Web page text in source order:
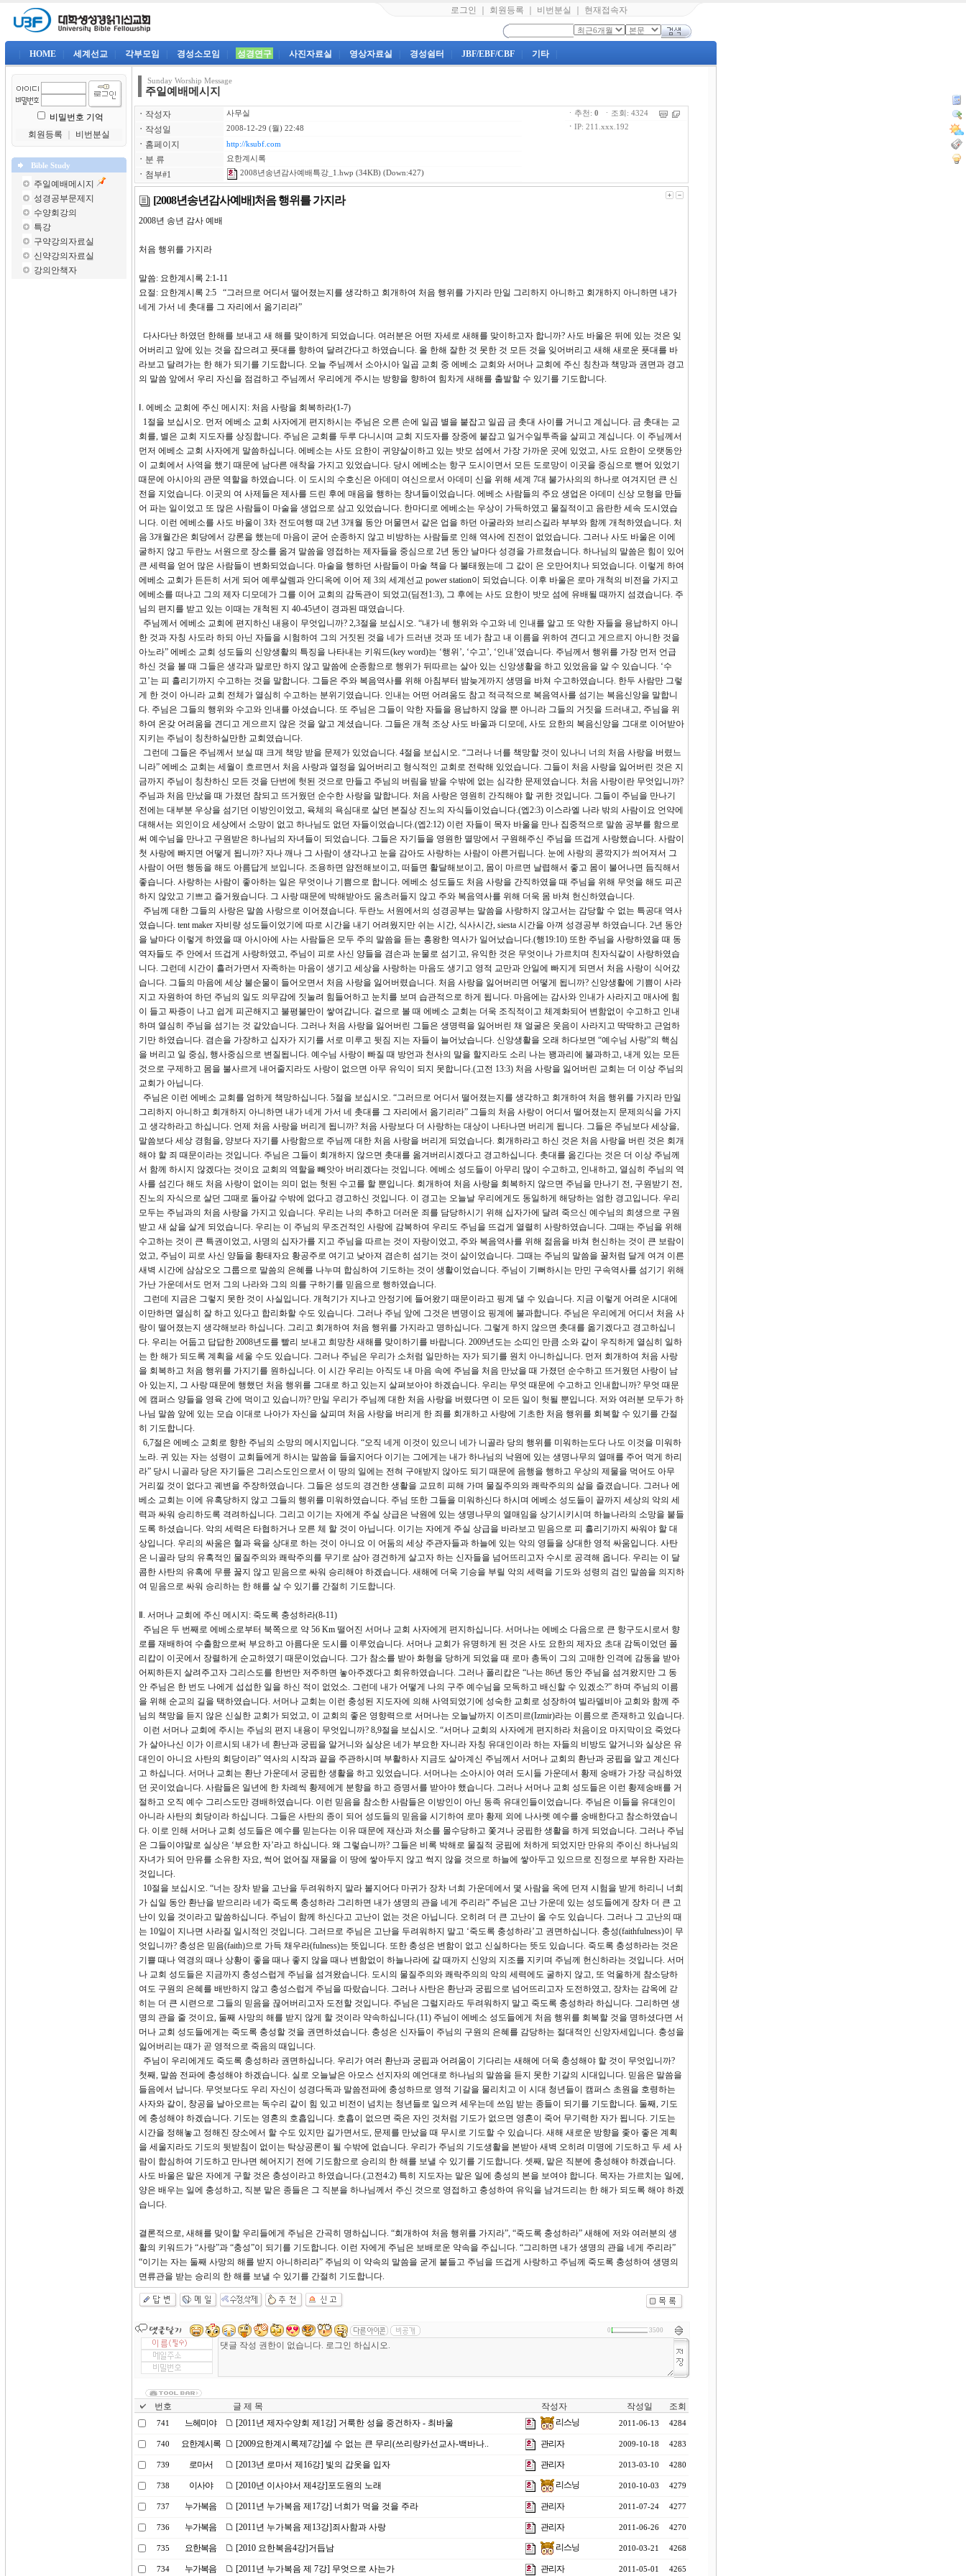
로그인 회원등록 비번분실 현재접속자
HOME 세계선교 각부모임 경성소모임 성경연구 사진자료실 영상자료실 경성쉼터 JBF/EBF/CBF 기타
비밀번호 기억
회원등록
비번분실
Bible Study
주일예배메시지
성경공부문제지
수양회강의
특강
구약강의자료실
신약강의자료실
강의안책자
Sunday Worship Message
주일예배메시지
ㆍ 작성자 사무실
ㆍ 작성일 2008-12-29 (월) 22:48
ㆍ 홈페이지 http://ksubf.com
ㆍ 분 류 요한계시록
ㆍ 첨부#1 2008년송년감사예배특강_1.hwp (34KB) (Down:427)
ㆍ추천: 0 ㆍ조회: 4324
ㆍ IP: 211.xxx.192
[2008년송년감사예배]처음 행위를 가지라
2008년 송년 감사 예배
처음 행위를 가지라
말씀: 요한계시록 2:1-11
요절: 요한계시록 2:5 “그러므로 어디서 떨어졌는지를 생각하고 회개하여 처음 행위를 가지라 만일 그리하지 아니하고 회개하지 아니하면 내가
네게 가서 네 촛대를 그 자리에서 옮기리라”
다사다난 하였던 한해를 보내고 새 해를 맞이하게 되었습니다. 여러분은 어떤 자세로 새해를 맞이하고자 합니까? 사도 바울은 뒤에 있는 것은 잊
어버리고 앞에 있는 것을 잡으려고 푯대를 향하여 달려간다고 하였습니다. 올 한해 잘한 것 못한 것 모든 것을 잊어버리고 새해 새로운 푯대를 바
라보고 달려가는 한 해가 되기를 기도합니다. 오늘 주님께서 소아시아 일곱 교회 중 에베소 교회와 서머나 교회에 주신 칭찬과 책망과 권면과 경고
의 말씀 앞에서 우리 자신을 점검하고 주님께서 우리에게 주시는 방향을 향하여 힘차게 새해를 출발할 수 있기를 기도합니다.
Ⅰ. 에베소 교회에 주신 메시지: 처음 사랑을 회복하라(1-7)
1절을 보십시오. 먼저 에베소 교회 사자에게 편지하시는 주님은 오른 손에 일곱 별을 붙잡고 일곱 금 촛대 사이를 거니고 계십니다. 금 촛대는 교
회를, 별은 교회 지도자를 상징합니다. 주님은 교회를 두루 다니시며 교회 지도자를 장중에 붙잡고 일거수일투족을 살피고 계십니다. 이 주님께서
먼저 에베소 교회 사자에게 말씀하십니다. 에베소는 사도 요한이 귀양살이하고 있는 밧모 섬에서 가장 가까운 곳에 있었고, 사도 요한이 오랫동안
이 교회에서 사역을 했기 때문에 남다른 애착을 가지고 있었습니다. 당시 에베소는 항구 도시이면서 모든 도로망이 이곳을 중심으로 뻗어 있었기
때문에 아시아의 관문 역할을 하였습니다. 이 도시의 수호신은 아데미 여신으로서 아데미 신을 위해 세계 7대 불가사의의 하나로 여겨지던 큰 신
전을 지었습니다. 이곳의 여 사제들은 제사를 드린 후에 매음을 행하는 창녀들이었습니다. 에베소 사람들의 주요 생업은 아데미 신상 모형을 만들
어 파는 일이었고 또 많은 사람들이 마술을 생업으로 삼고 있었습니다. 한마디로 에베소는 우상이 가득하였고 물질적이고 음란한 세속 도시였습
니다. 이런 에베소를 사도 바울이 3차 전도여행 때 2년 3개월 동안 머물면서 같은 업을 하던 아굴라와 브리스길라 부부와 함께 개척하였습니다. 처
음 3개월간은 회당에서 강론을 했는데 마음이 굳어 순종하지 않고 비방하는 사람들로 인해 역사에 진전이 없었습니다. 그러나 사도 바울은 이에
굴하지 않고 두란노 서원으로 장소를 옮겨 말씀을 영접하는 제자들을 중심으로 2년 동안 날마다 성경을 가르쳤습니다. 하나님의 말씀은 힘이 있어
큰 세력을 얻어 많은 사람들이 변화되었습니다. 마술을 행하던 사람들이 마술 책을 다 불태웠는데 그 값이 은 오만어치나 되었습니다. 이렇게 하여
에베소 교회가 든든히 서게 되어 예루살렘과 안디옥에 이어 제 3의 세계선교 power station이 되었습니다. 이후 바울은 로마 개척의 비전을 가지고
에베소를 떠나고 그의 제자 디모데가 그를 이어 교회의 감독관이 되었고(딤전1:3), 그 후에는 사도 요한이 밧모 섬에 유배될 때까지 섬겼습니다. 주
님의 편지를 받고 있는 이때는 개척된 지 40-45년이 경과된 때였습니다.
주님께서 에베소 교회에 편지하신 내용이 무엇입니까? 2,3절을 보십시오. “내가 네 행위와 수고와 네 인내를 알고 또 악한 자들을 용납하지 아니
한 것과 자칭 사도라 하되 아닌 자들을 시험하여 그의 거짓된 것을 네가 드러낸 것과 또 네가 참고 내 이름을 위하여 견디고 게으르지 아니한 것을
아노라” 에베소 교회 성도들의 신앙생활의 특징을 나타내는 키워드(key word)는 ‘행위’, ‘수고’, ‘인내’였습니다. 주님께서 행위를 가장 먼저 언급
하신 것을 볼 때 그들은 생각과 말로만 하지 않고 말씀에 순종함으로 행위가 뒤따르는 살아 있는 신앙생활을 하고 있었음을 알 수 있습니다. ‘수
고’는 피 흘리기까지 수고하는 것을 말합니다. 그들은 주와 복음역사를 위해 아침부터 밤늦게까지 생명을 바쳐 수고하였습니다. 한두 사람만 그렇
게 한 것이 아니라 교회 전체가 열심히 수고하는 분위기였습니다. 인내는 어떤 어려움도 참고 적극적으로 복음역사를 섬기는 복음신앙을 말합니
다. 주님은 그들의 행위와 수고와 인내를 아셨습니다. 또 주님은 그들이 악한 자들을 용납하지 않을 뿐 아니라 그들의 거짓을 드러내고, 주님을 위
하여 온갖 어려움을 견디고 게으르지 않은 것을 알고 계셨습니다. 그들은 개척 조상 사도 바울과 디모데, 사도 요한의 복음신앙을 그대로 이어받아
지키는 주님이 칭찬하실만한 교회였습니다.
그런데 그들은 주님께서 보실 때 크게 책망 받을 문제가 있었습니다. 4절을 보십시오. “그러나 너를 책망할 것이 있나니 너의 처음 사랑을 버렸느
니라” 에베소 교회는 세월이 흐르면서 처음 사랑과 열정을 잃어버리고 형식적인 교회로 전락해 있었습니다. 그들이 처음 사랑을 잃어버린 것은 지
금까지 주님이 칭찬하신 모든 것을 단번에 헛된 것으로 만들고 주님의 버림을 받을 수밖에 없는 심각한 문제였습니다. 처음 사랑이란 무엇입니까?
주님과 처음 만났을 때 가졌던 참되고 뜨거웠던 순수한 사랑을 말합니다. 처음 사랑은 영원히 간직해야 할 귀한 것입니다. 그들이 주님을 만나기
전에는 대부분 우상을 섬기던 이방인이었고, 육체의 욕심대로 살던 본질상 진노의 자식들이었습니다.(엡2:3) 이스라엘 나라 밖의 사람이요 언약에
대해서는 외인이요 세상에서 소망이 없고 하나님도 없던 자들이었습니다.(엡2:12) 이런 자들이 목자 바울을 만나 집중적으로 말씀 공부를 함으로
써 예수님을 만나고 구원받은 하나님의 자녀들이 되었습니다. 그들은 자기들을 영원한 멸망에서 구원해주신 주님을 뜨겁게 사랑했습니다. 사람이
첫 사랑에 빠지면 어떻게 됩니까? 자나 깨나 그 사람이 생각나고 눈을 감아도 사랑하는 사람이 아른거립니다. 눈에 사랑의 콩깍지가 씌어져서 그
사람이 어떤 행동을 해도 아름답게 보입니다. 조용하면 얌전해보이고, 떠들면 활달해보이고, 몸이 마르면 날렵해서 좋고 몸이 불어나면 듬직해서
좋습니다. 사랑하는 사람이 좋아하는 일은 무엇이나 기쁨으로 합니다. 에베소 성도들도 처음 사랑을 간직하였을 때 주님을 위해 무엇을 해도 피곤
하지 않았고 기쁘고 즐거웠습니다. 그 사랑 때문에 박해받아도 움츠러들지 않고 주와 복음역사를 위해 더욱 몸 바쳐 헌신하였습니다.
주님께 대한 그들의 사랑은 말씀 사랑으로 이어졌습니다. 두란노 서원에서의 성경공부는 말씀을 사랑하지 않고서는 감당할 수 없는 특공대 역사
였습니다. tent maker 자비량 성도들이었기에 따로 시간을 내기 어려웠지만 쉬는 시간, 식사시간, siesta 시간을 아껴 성경공부 하였습니다. 2년 동안
을 날마다 이렇게 하였을 때 아시아에 사는 사람들은 모두 주의 말씀을 듣는 흥왕한 역사가 일어났습니다.(행19:10) 또한 주님을 사랑하였을 때 동
역자들도 주 안에서 뜨겁게 사랑하였고, 주님이 피로 사신 양들을 겸손과 눈물로 섬기고, 유익한 것은 무엇이나 가르치며 친자식같이 사랑하였습
니다. 그런데 시간이 흘러가면서 자족하는 마음이 생기고 세상을 사랑하는 마음도 생기고 영적 교만과 안일에 빠지게 되면서 처음 사랑이 식어갔
습니다. 그들의 마음에 세상 불순물이 들어오면서 처음 사랑을 잃어버렸습니다. 처음 사랑을 잃어버리면 어떻게 됩니까? 신앙생활에 기쁨이 사라
지고 자원하여 하던 주님의 일도 의무감에 짓눌려 힘들어하고 눈치를 보며 습관적으로 하게 됩니다. 마음에는 감사와 인내가 사라지고 매사에 힘
이 들고 짜증이 나고 쉽게 피곤해지고 불평불만이 쌓여갑니다. 겉으로 볼 때 에베소 교회는 더욱 조직적이고 체계화되어 변함없이 수고하고 인내
하며 열심히 주님을 섬기는 것 같았습니다. 그러나 처음 사랑을 잃어버린 그들은 생명력을 잃어버린 채 얼굴은 웃음이 사라지고 딱딱하고 근엄하
기만 하였습니다. 겸손을 가장하고 십자가 지기를 서로 미루고 뒷짐 지는 자들이 늘어났습니다. 신앙생활을 오래 하다보면 “예수님 사랑”의 핵심
을 버리고 일 중심, 행사중심으로 변질됩니다. 예수님 사랑이 빠질 때 방언과 천사의 말을 할지라도 소리 나는 꽹과리에 불과하고, 내게 있는 모든
것으로 구제하고 몸을 불사르게 내어줄지라도 사랑이 없으면 아무 유익이 되지 못합니다.(고전 13:3) 처음 사랑을 잃어버린 교회는 더 이상 주님의
교회가 아닙니다.
주님은 이런 에베소 교회를 엄하게 책망하십니다. 5절을 보십시오. “그러므로 어디서 떨어졌는지를 생각하고 회개하여 처음 행위를 가지라 만일
그리하지 아니하고 회개하지 아니하면 내가 네게 가서 네 촛대를 그 자리에서 옮기리라” 그들의 처음 사랑이 어디서 떨어졌는지 문제의식을 가지
고 생각하라고 하십니다. 언제 처음 사랑을 버리게 됩니까? 처음 사랑보다 더 사랑하는 대상이 나타나면 버리게 됩니다. 그들은 주님보다 세상을,
말씀보다 세상 경험을, 양보다 자기를 사랑함으로 주님께 대한 처음 사랑을 버리게 되었습니다. 회개하라고 하신 것은 처음 사랑을 버린 것은 회개
해야 할 죄 때문이라는 것입니다. 주님은 그들이 회개하지 않으면 촛대를 옮겨버리시겠다고 경고하십니다. 촛대를 옮긴다는 것은 더 이상 주님께
서 함께 하시지 않겠다는 것이요 교회의 역할을 빼앗아 버리겠다는 것입니다. 에베소 성도들이 아무리 많이 수고하고, 인내하고, 열심히 주님의 역
사를 섬긴다 해도 처음 사랑이 없이는 의미 없는 헛된 수고를 할 뿐입니다. 회개하여 처음 사랑을 회복하지 않으면 주님을 만나기 전, 구원받기 전,
진노의 자식으로 살던 그때로 돌아갈 수밖에 없다고 경고하신 것입니다. 이 경고는 오늘날 우리에게도 동일하게 해당하는 엄한 경고입니다. 우리
모두는 주님과의 처음 사랑을 가지고 있습니다. 우리는 나의 추하고 더러운 죄를 담당하시기 위해 십자가에 달려 죽으신 예수님의 희생으로 구원
받고 새 삶을 살게 되었습니다. 우리는 이 주님의 무조건적인 사랑에 감복하여 우리도 주님을 뜨겁게 열렬히 사랑하였습니다. 그때는 주님을 위해
수고하는 것이 큰 특권이었고, 사명의 십자가를 지고 주님을 따르는 것이 자랑이었고, 주와 복음역사를 위해 젊음을 바쳐 헌신하는 것이 큰 보람이
었고, 주님이 피로 사신 양들을 황태자요 황공주로 여기고 낮아져 겸손히 섬기는 것이 삶이었습니다. 그때는 주님의 말씀을 꿀처럼 달게 여겨 이른
새벽 시간에 삼삼오오 그룹으로 말씀의 은혜를 나누며 합심하여 기도하는 것이 생활이었습니다. 주님이 기뻐하시는 만민 구속역사를 섬기기 위해
가난 가운데서도 먼저 그의 나라와 그의 의를 구하기를 믿음으로 행하였습니다.
그런데 지금은 그렇지 못한 것이 사실입니다. 개척기가 지나고 안정기에 들어왔기 때문이라고 핑계 댈 수 있습니다. 지금 이렇게 어려운 시대에
이만하면 열심히 잘 하고 있다고 합리화할 수도 있습니다. 그러나 주님 앞에 그것은 변명이요 핑계에 불과합니다. 주님은 우리에게 어디서 처음 사
랑이 떨어졌는지 생각해보라 하십니다. 그리고 회개하여 처음 행위를 가지라고 명하십니다. 그렇게 하지 않으면 촛대를 옮기겠다고 경고하십니
다. 우리는 어둡고 답답한 2008년도를 빨리 보내고 희망찬 새해를 맞이하기를 바랍니다. 2009년도는 소띠인 만큼 소와 같이 우직하게 열심히 일하
는 한 해가 되도록 계획을 세울 수도 있습니다. 그러나 주님은 우리가 소처럼 일만하는 자가 되기를 원치 아니하십니다. 먼저 회개하여 처음 사랑
을 회복하고 처음 행위를 가지기를 원하십니다. 이 시간 우리는 아직도 내 마음 속에 주님을 처음 만났을 때 가졌던 순수하고 뜨거웠던 사랑이 남
아 있는지, 그 사랑 때문에 행했던 처음 행위를 그대로 하고 있는지 살펴보아야 하겠습니다. 우리는 무엇 때문에 수고하고 인내합니까? 무엇 때문
에 캠퍼스 양들을 영육 간에 먹이고 있습니까? 만일 우리가 주님께 대한 처음 사랑을 버렸다면 이 모든 일이 헛될 뿐입니다. 저와 여러분 모두가 하
나님 말씀 앞에 있는 모습 이대로 나아가 자신을 살피며 처음 사랑을 버리게 한 죄를 회개하고 사랑에 기초한 처음 행위를 회복할 수 있기를 간절
히 기도합니다.
6,7절은 에베소 교회로 향한 주님의 소망의 메시지입니다. “오직 네게 이것이 있으니 네가 니골라 당의 행위를 미워하는도다 나도 이것을 미워하
노라. 귀 있는 자는 성령이 교회들에게 하시는 말씀을 들을지어다 이기는 그에게는 내가 하나님의 낙원에 있는 생명나무의 열매를 주어 먹게 하리
라” 당시 니골라 당은 자기들은 그리스도인으로서 이 땅의 일에는 전혀 구애받지 않아도 되기 때문에 음행을 행하고 우상의 제물을 먹어도 아무
거리낄 것이 없다고 궤변을 주장하였습니다. 그들은 성도의 경건한 생활을 교묘히 피해 가며 물질주의와 쾌락주의의 삶을 즐겼습니다. 그러나 에
베소 교회는 이에 유혹당하지 않고 그들의 행위를 미워하였습니다. 주님 또한 그들을 미워하신다 하시며 에베소 성도들이 끝까지 세상의 악의 세
력과 싸워 승리하도록 격려하십니다. 그리고 이기는 자에게 주실 상급은 낙원에 있는 생명나무의 열매임을 상기시키시며 하늘나라의 소망을 붙들
도록 하셨습니다. 악의 세력은 타협하거나 모른 체 할 것이 아닙니다. 이기는 자에게 주실 상급을 바라보고 믿음으로 피 흘리기까지 싸워야 할 대
상입니다. 우리의 싸움은 혈과 육을 상대로 하는 것이 아니요 이 어둠의 세상 주관자들과 하늘에 있는 악의 영들을 상대한 영적 싸움입니다. 사탄
은 니골라 당의 유혹적인 물질주의와 쾌락주의를 무기로 삼아 경건하게 살고자 하는 신자들을 넘어뜨리고자 수시로 공격해 옵니다. 우리는 이 달
콤한 사탄의 유혹에 무릎 꿇지 않고 믿음으로 싸워 승리해야 하겠습니다. 새해에 더욱 기승을 부릴 악의 세력을 기도와 성령의 검인 말씀을 의지하
여 믿음으로 싸워 승리하는 한 해를 살 수 있기를 간절히 기도합니다.
Ⅱ. 서머나 교회에 주신 메시지: 죽도록 충성하라(8-11)
주님은 두 번째로 에베소로부터 북쪽으로 약 56 Km 떨어진 서머나 교회 사자에게 편지하십니다. 서머나는 에베소 다음으로 큰 항구도시로서 향
로를 재배하여 수출함으로써 부요하고 아름다운 도시를 이루었습니다. 서머나 교회가 유명하게 된 것은 사도 요한의 제자요 초대 감독이었던 폴
리캅이 이곳에서 장렬하게 순교하였기 때문이었습니다. 그가 참소를 받아 화형을 당하게 되었을 때 로마 총독이 그의 고매한 인격에 감동을 받아
어찌하든지 살려주고자 그리스도를 한번만 저주하면 놓아주겠다고 회유하였습니다. 그러나 폴리캅은 “나는 86년 동안 주님을 섬겨왔지만 그 동
안 주님은 한 번도 나에게 섭섭한 일을 하신 적이 없었소. 그런데 내가 어떻게 나의 구주 예수님을 모독하고 배신할 수 있겠소?” 하며 주님의 이름
을 위해 순교의 길을 택하였습니다. 서머나 교회는 이런 충성된 지도자에 의해 사역되었기에 성숙한 교회로 성장하여 빌라델비아 교회와 함께 주
님의 책망을 듣지 않은 신실한 교회가 되었고, 이 교회의 좋은 영향력으로 서머나는 오늘날까지 이즈미르(Izmir)라는 이름으로 존재하고 있습니다.
이런 서머나 교회에 주시는 주님의 편지 내용이 무엇입니까? 8,9절을 보십시오. “서머나 교회의 사자에게 편지하라 처음이요 마지막이요 죽었다
가 살아나신 이가 이르시되 내가 네 환난과 궁핍을 알거니와 실상은 네가 부요한 자니라 자칭 유대인이라 하는 자들의 비방도 알거니와 실상은 유
대인이 아니요 사탄의 회당이라” 역사의 시작과 끝을 주관하시며 부활하사 지금도 살아계신 주님께서 서머나 교회의 환난과 궁핍을 알고 계신다
고 하십니다. 서머나 교회는 환난 가운데서 궁핍한 생활을 하고 있었습니다. 서머나는 소아시아 여러 도시들 가운데서 황제 숭배가 가장 극심하였
던 곳이었습니다. 사람들은 일년에 한 차례씩 황제에게 분향을 하고 증명서를 받아야 했습니다. 그러나 서머나 교회 성도들은 이런 황제숭배를 거
절하고 오직 예수 그리스도만 경배하였습니다. 이런 믿음을 참소한 사람들은 이방인이 아닌 동족 유대인들이었습니다. 주님은 이들을 유대인이
아니라 사탄의 회당이라 하십니다. 그들은 사탄의 종이 되어 성도들의 믿음을 시기하여 로마 황제 외에 나사렛 예수를 숭배한다고 참소하였습니
다. 이로 인해 서머나 교회 성도들은 예수를 믿는다는 이유 때문에 재산과 처소를 몰수당하고 쫓겨나 궁핍한 생활을 하게 되었습니다. 그러나 주님
은 그들이야말로 실상은 ‘부요한 자’라고 하십니다. 왜 그렇습니까? 그들은 비록 박해로 물질적 궁핍에 처하게 되었지만 만유의 주이신 하나님의
자녀가 되어 만유를 소유한 자요, 썩어 없어질 재물을 이 땅에 쌓아두지 않고 썩지 않을 것으로 하늘에 쌓아두고 있으므로 진정으로 부유한 자라는
것입니다.
10절을 보십시오. “너는 장차 받을 고난을 두려워하지 말라 볼지어다 마귀가 장차 너희 가운데에서 몇 사람을 옥에 던져 시험을 받게 하리니 너희
가 십일 동안 환난을 받으리라 네가 죽도록 충성하라 그리하면 내가 생명의 관을 네게 주리라” 주님은 고난 가운데 있는 성도들에게 장차 더 큰 고
난이 있을 것이라고 말씀하십니다. 주님이 함께 하신다고 고난이 없는 것은 아닙니다. 오히려 더 큰 고난이 올 수도 있습니다. 그러나 그 고난의 때
는 10일이 지나면 사라질 일시적인 것입니다. 그러므로 주님은 고난을 두려워하지 말고 ‘죽도록 충성하라’고 권면하십니다. 충성(faithfulness)이 무
엇입니까? 충성은 믿음(faith)으로 가득 채우라(fulness)는 뜻입니다. 또한 충성은 변함이 없고 신실하다는 뜻도 있습니다. 죽도록 충성하라는 것은
기쁠 때나 역경의 때나 상황이 좋을 때나 좋지 않을 때나 변함없이 하늘나라에 갈 때까지 신앙의 지조를 지키며 주님께 헌신하라는 것입니다. 서머
나 교회 성도들은 지금까지 충성스럽게 주님을 섬겨왔습니다. 도시의 물질주의와 쾌락주의의 악의 세력에도 굴하지 않고, 또 억울하게 참소당하
여도 구원의 은혜를 배반하지 않고 충성스럽게 주님을 따랐습니다. 그러나 사탄은 환난과 궁핍으로 넘어뜨리고자 도전하였고, 장차는 감옥에 갇
히는 더 큰 시련으로 그들의 믿음을 끊어버리고자 도전할 것입니다. 주님은 그럴지라도 두려워하지 말고 죽도록 충성하라 하십니다. 그리하면 생
명의 관을 줄 것이요, 둘째 사망의 해를 받지 않게 할 것이라 약속하십니다.(11) 주님이 에베소 성도들에게 처음 행위를 회복할 것을 명하셨다면 서
머나 교회 성도들에게는 죽도록 충성할 것을 권면하셨습니다. 충성은 신자들이 주님의 구원의 은혜를 감당하는 절대적인 신앙자세입니다. 충성을
잃어버리는 때가 곧 영적으로 죽음의 때입니다.
주님이 우리에게도 죽도록 충성하라 권면하십니다. 우리가 여러 환난과 궁핍과 어려움이 기다리는 새해에 더욱 충성해야 할 것이 무엇입니까?
첫째, 말씀 전파에 충성해야 하겠습니다. 실로 오늘날은 아모스 선지자의 예언대로 하나님의 말씀을 듣지 못한 기갈의 시대입니다. 믿음은 말씀을
들음에서 납니다. 무엇보다도 우리 자신이 성경다독과 말씀전파에 충성하므로 영적 기갈을 물리치고 이 시대 청년들이 캠퍼스 초원을 호령하는
사자와 같이, 창공을 날아오르는 독수리 같이 힘 있고 비전이 넘치는 청년들로 일으켜 세우는데 쓰임 받는 종들이 되기를 기도합니다. 둘째, 기도
에 충성해야 하겠습니다. 기도는 영혼의 호흡입니다. 호흡이 없으면 죽은 자인 것처럼 기도가 없으면 영혼이 죽어 무기력한 자가 됩니다. 기도는
시간을 정해놓고 정해진 장소에서 할 수도 있지만 길가면서도, 문제를 만났을 때 무시로 기도할 수 있습니다. 새해 새로운 방향을 좇아 좋은 계획
을 세울지라도 기도의 뒷받침이 없이는 탁상공론이 될 수밖에 없습니다. 우리가 주님의 기도생활을 본받아 새벽 오히려 미명에 기도하고 두 세 사
람이 합심하여 기도하고 만나면 헤어지기 전에 기도함으로 승리의 한 해를 보낼 수 있기를 기도합니다. 셋째, 맡은 직분에 충성해야 하겠습니다.
사도 바울은 맡은 자에게 구할 것은 충성이라고 하였습니다.(고전4:2) 특히 지도자는 맡은 일에 충성의 본을 보여야 합니다. 목자는 가르치는 일에,
양은 배우는 일에 충성하고, 직분 맡은 종들은 그 직분을 하나님께서 주신 것으로 영접하고 충성하여 유익을 남겨드리는 한 해가 되도록 해야 하겠
습니다.
결론적으로, 새해를 맞이할 우리들에게 주님은 간곡히 명하십니다. “회개하여 처음 행위를 가지라”, “죽도록 충성하라” 새해에 저와 여러분의 생
활의 키워드가 “사랑”과 “충성”이 되기를 기도합니다. 이런 자에게 주님은 보배로운 약속을 주십니다. “그리하면 내가 생명의 관을 네게 주리라”
“이기는 자는 둘째 사망의 해를 받지 아니하리라” 주님의 이 약속의 말씀을 굳게 붙들고 주님을 뜨겁게 사랑하고 주님께 죽도록 충성하여 생명의
면류관을 받는 승리의 한 해를 보낼 수 있기를 간절히 기도합니다.
0 3500
번호 글 제 목 작성자 작성일 조회
741 느헤미야 [2011년 제자수양회 제1강] 거룩한 성을 중건하자 - 최바울 리스닝 2011-06-13 4284
740 요한계시록 [2009요한계시록제7강]셀 수 없는 큰 무리(쓰리랑카선교사-백바나.. 관리자 2009-10-18 4283
739 로마서 [2013년 로마서 제16강] 빛의 갑옷을 입자 관리자 2013-03-10 4280
738 이사야 [2010년 이사야서 제4강]포도원의 노래 리스닝 2010-10-03 4279
737 누가복음 [2011년 누가복음 제17강] 너희가 먹을 것을 주라 관리자 2011-07-24 4277
736 누가복음 [2011년 누가복음 제13강]죄사함과 사랑 관리자 2011-06-26 4270
735 요한복음 [2010 요한복음4강]거듭남 리스닝 2010-03-21 4268
734 누가복음 [2011년 누가복음 제 7강] 무엇으로 사는가 관리자 2011-05-01 4265